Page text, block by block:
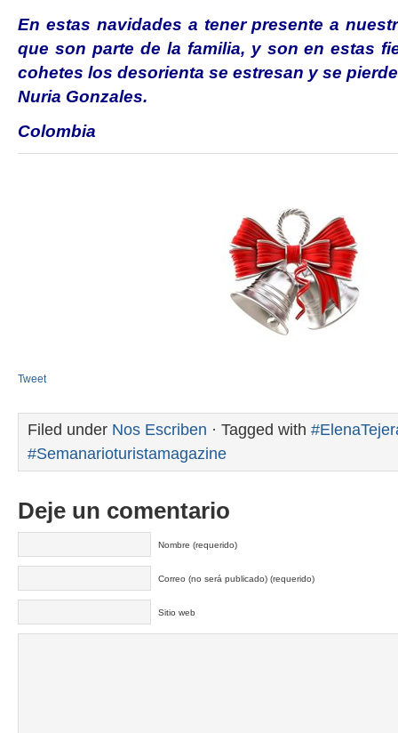
En estas navidades a tener presente a
que son parte de la familia, y son en estas
cohetes los desorienta se estresan y se
Nuria Gonzales.
Colombia
Tweet
Filed under Nos Escriben · Tagged with
#Semanarioturistamagazine
Deje un comentario
Nombre (requerido)
Correo (no será publicado) (requerido)
Sitio web